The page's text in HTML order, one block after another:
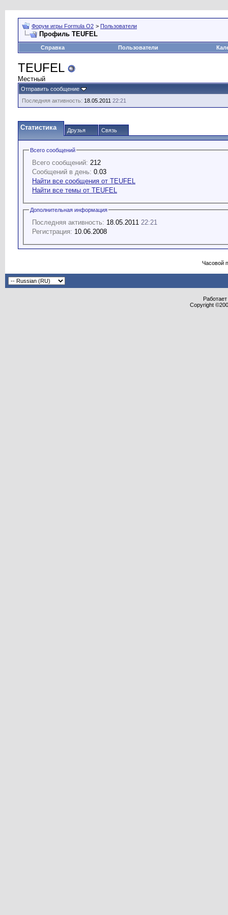
Форум игры Formula O2 > Пользователи
Профиль TEUFEL
Справка Пользователи
TEUFEL
Местный
Отправить сообщение
Последняя активность: 18.05.2011 22:21
Статистика Друзья Связь
Всего сообщений
Всего сообщений: 212
Сообщений в день: 0.03
Найти все сообщения от TEUFEL
Найти все темы от TEUFEL
Дополнительная информация
Последняя активность: 18.05.2011 22:21
Регистрация: 10.06.2008
Часовой
Copyright